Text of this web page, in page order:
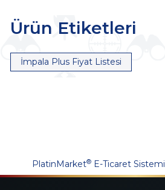
Ürün Etiketleri
İmpala Plus Fiyat Listesi
PlatinMarket® E-Ticaret Sistemi